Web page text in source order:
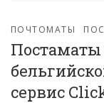
ПОЧТОМАТЫ
Постаматы
сервис